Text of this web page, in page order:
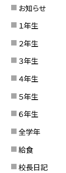
お知らせ
１年生
２年生
３年生
４年生
５年生
６年生
全学年
給食
校長日記